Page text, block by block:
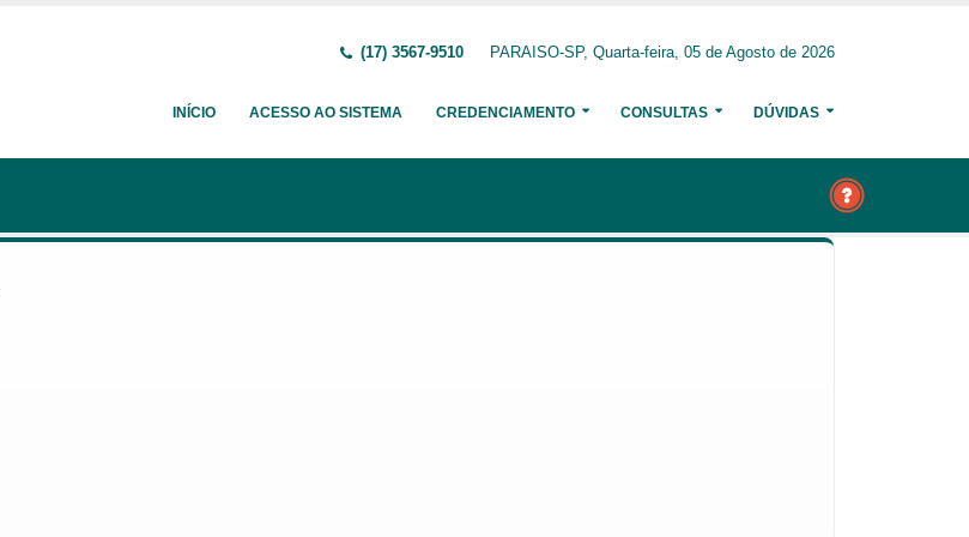
(17) 3567-9510 PARAISO-SP, Quarta-feira, 05 de Agosto de 2026
INÍCIO ACESSO AO SISTEMA CREDENCIAMENTO CONSULTAS DÚVIDAS